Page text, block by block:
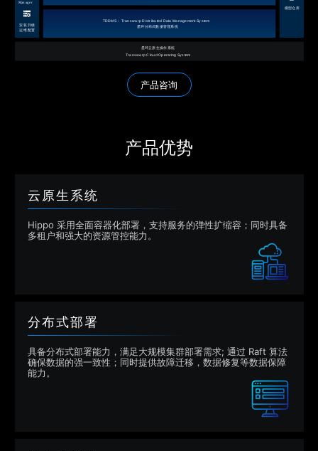
产品咨询
产品优势
云原生系统
Hippo 采用全面容器化部署，支持服务的弹性扩缩容；同时具备
多租户和强大的资源管控能力。
分布式部署
具备分布式部署能力，满足大规模集群部署需求; 通过 Raft 算法
确保数据的强一致性；同时提供故障迁移，数据修复等数据保障
能力。